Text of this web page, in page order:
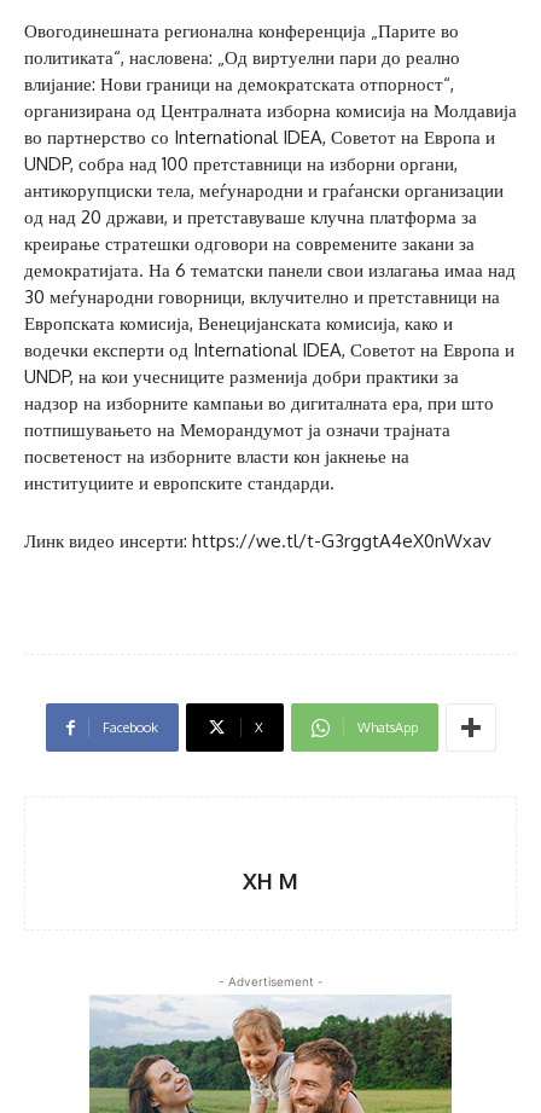
Овогодинешната регионална конференција „Парите во
политиката“, насловена: „Од виртуелни пари до реално
влијание: Нови граници на демократската отпорност“,
организирана од Централната изборна комисија на Молдавија
во партнерство со International IDEA, Советот на Европа и
UNDP, собра над 100 претставници на изборни органи,
антикорупциски тела, меѓународни и граѓански организации
од над 20 држави, и претставуваше клучна платформа за
креирање стратешки одговори на современите закани за
демократијата. На 6 тематски панели свои излагања имаа над
30 меѓународни говорници, вклучително и претставници на
Европската комисија, Венецијанската комисија, како и
водечки експерти од International IDEA, Советот на Европа и
UNDP, на кои учесниците разменија добри практики за
надзор на изборните кампањи во дигиталната ера, при што
потпишувањето на Меморандумот ја означи трајната
посветеност на изборните власти кон јакнење на
институциите и европските стандарди.
Линк видео инсерти: https://we.tl/t-G3rggtA4eX0nWxav
Facebook X WhatsApp
XH M
- Advertisement -